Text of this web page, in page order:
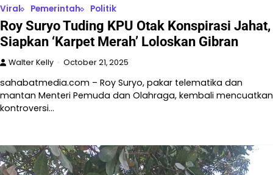
Viral Pemerintah Politik
Roy Suryo Tuding KPU Otak Konspirasi Jahat,
Siapkan ‘Karpet Merah’ Loloskan Gibran
Walter Kelly October 21, 2025
sahabatmedia.com – Roy Suryo, pakar telematika dan
mantan Menteri Pemuda dan Olahraga, kembali mencuatkan
kontroversi…